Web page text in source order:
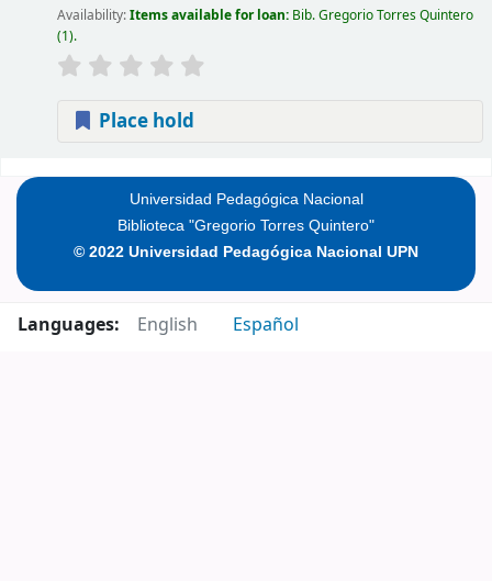
Availability:Items available for loan: Bib. Gregorio Torres Quintero
(1).
Place hold
Universidad Pedagógica Nacional
Biblioteca "Gregorio Torres Quintero"
© 2022 Universidad Pedagógica Nacional UPN
Languages: English Español